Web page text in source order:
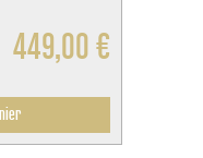
449,00 €